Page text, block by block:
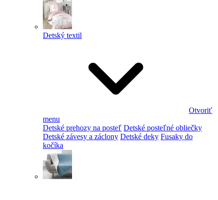
Detský textil
Otvoriť
menu
Detské prehozy na posteľ Detské posteľné obliečky
Detské závesy a záclony Detské deky Fusaky do
kočíka